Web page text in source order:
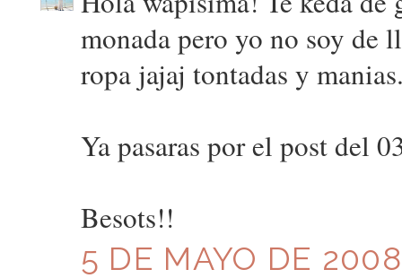
monada pero yo no soy de
ropa jajaj tontadas y
Ya pasaras por el post del
Besots!!
5 DE MAYO DE